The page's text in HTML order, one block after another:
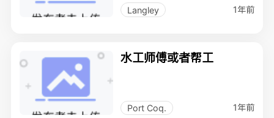
Langley 1年前
水工师傅或者帮工
Port Coq. 1年前